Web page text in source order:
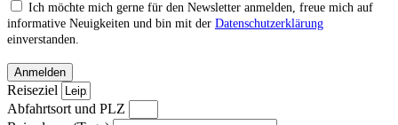
Ich möchte mich gerne für den Newsletter anmelden, freue mich auf
informative Neuigkeiten und bin mit der Datenschutzerklärung
einverstanden.
Anmelden
Reiseziel
Abfahrtsort und PLZ